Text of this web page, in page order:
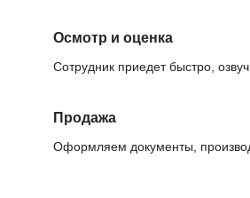
Осмотр и оценка
Сотрудник приедет быстро,
Продажа
Оформляем документы,